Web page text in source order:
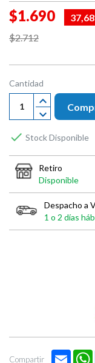
$1.690
$2.712
Cantidad
 Stock Disponible
Retiro
Disponible
Despacho a
1 o 2 días
Compartir Email